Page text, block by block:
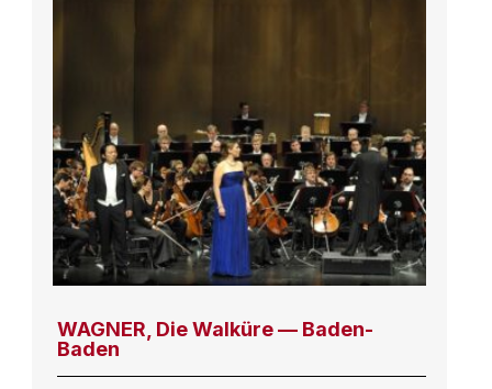
WAGNER, Die Walküre — Baden-
Baden